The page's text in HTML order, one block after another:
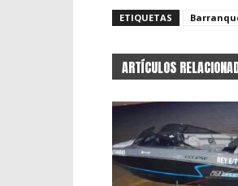
ETIQUETAS
ARTÍCULOS